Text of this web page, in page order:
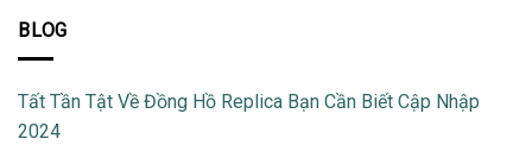
BLOG
Tất Tần Tật Về Đồng Hồ Replica Bạn Cần Biết Cập Nhập
2024